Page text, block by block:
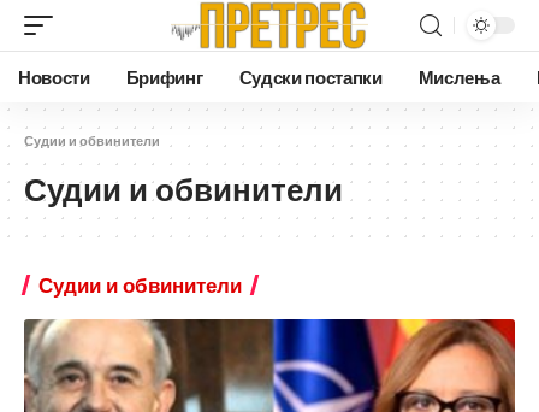
Новости Брифинг Судски постапки Мислења
Судии и обвинители
Судии и обвинители
Судии и обвинители